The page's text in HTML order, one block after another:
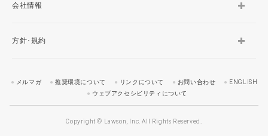
会社情報
方針･規約
メルマガ 推奨環境について リンクについて お問い合わせ
ENGLISH
ウェブアクセシビリティについて
Copyright © Lawson, Inc. All Rights Reserved.